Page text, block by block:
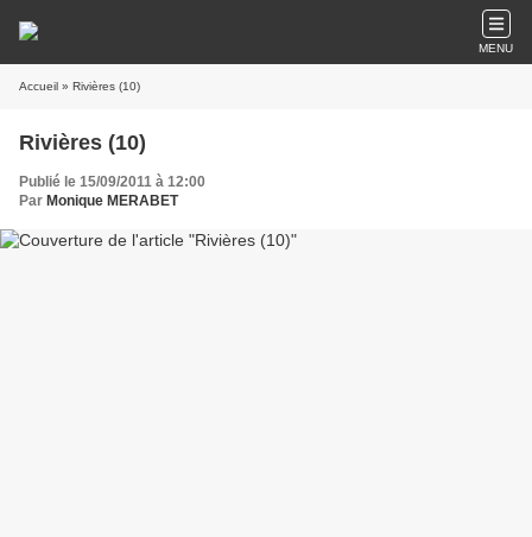
MENU
Accueil » Rivières (10)
Rivières (10)
Publié le 15/09/2011 à 12:00
Par Monique MERABET